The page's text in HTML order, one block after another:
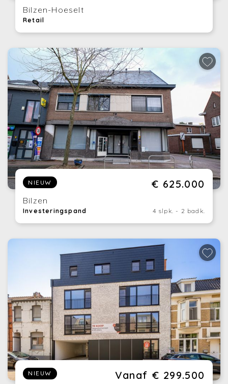
Bilzen-Hoeselt
Retail
NIEUW € 625.000
Bilzen
Investeringspand 4 slpk. - 2 badk.
NIEUW Vanaf € 299.500